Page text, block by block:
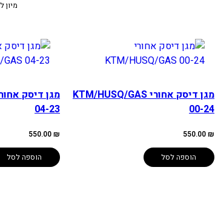
מיון
מגן דיסק אחורי KTM/HUSQ/GAS
00-24
550.00₪
הוספה לסל
04-23
550.00₪
הוספה לסל